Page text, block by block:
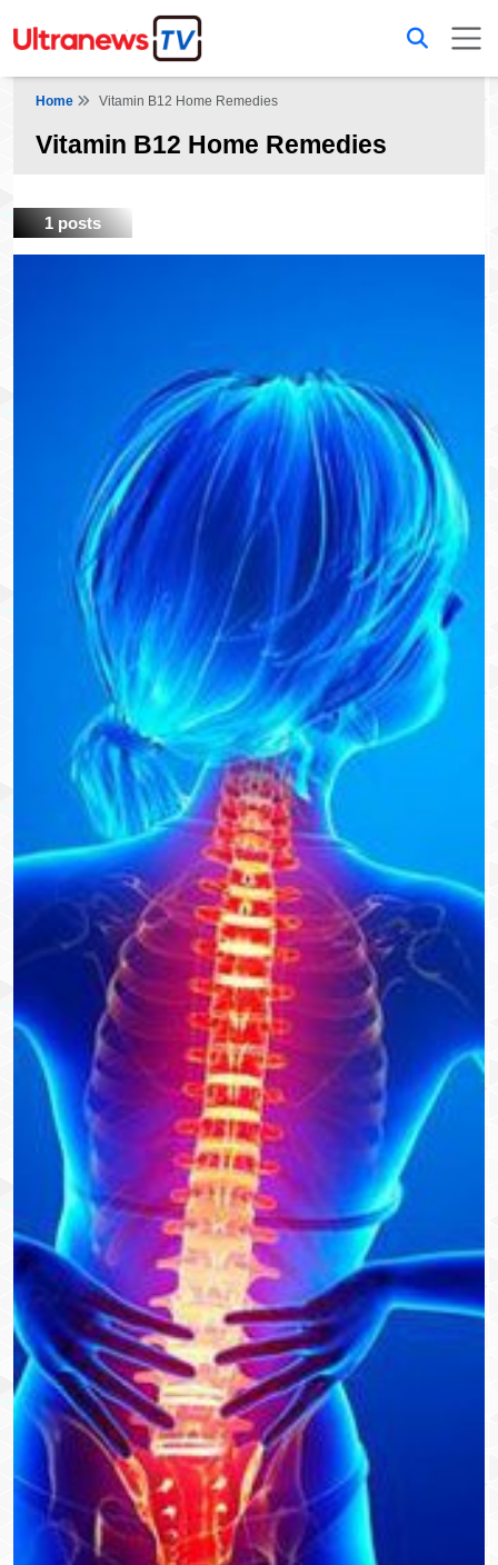
Home Vitamin B12 Home Remedies
Vitamin B12 Home Remedies
1 posts